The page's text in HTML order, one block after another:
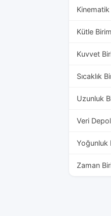
Kütle
Kuvvet
Sıcaklık
Uzunluk
Veri
Yoğunluk
Zaman